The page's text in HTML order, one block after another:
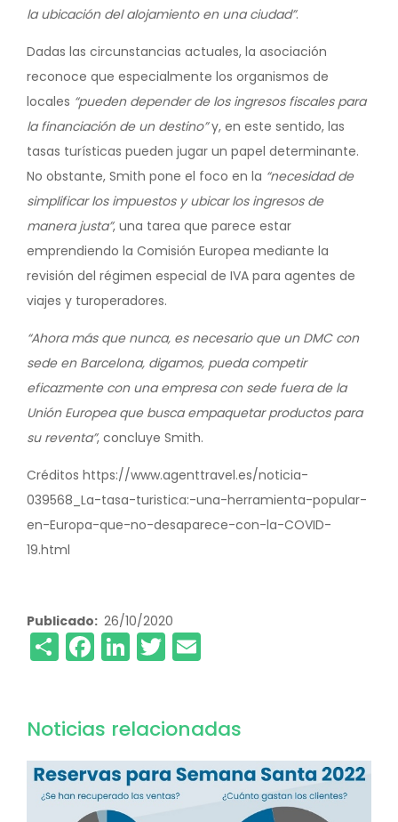
la ubicación del alojamiento en una ciudad”.
Dadas las circunstancias actuales, la asociación
reconoce que especialmente los organismos de
locales “pueden depender de los ingresos fiscales para
la financiación de un destino”y, en este sentido, las
tasas turísticas pueden jugar un papel determinante.
No obstante, Smith pone el foco en la “necesidad de
simplificar los impuestos y ubicar los ingresos de
manera justa”, una tarea que parece estar
emprendiendo la Comisión Europea mediante la
revisión del régimen especial de IVA para agentes de
viajes y turoperadores.
“Ahora más que nunca, es necesario que un DMC con
sede en Barcelona, digamos, pueda competir
eficazmente con una empresa con sede fuera de la
Unión Europea que busca empaquetar productos para
su reventa”, concluye Smith.
Créditos https://www.agenttravel.es/noticia-
039568_La-tasa-turistica:-una-herramienta-popular-
en-Europa-que-no-desaparece-con-la-COVID-
19.html
Publicado 26/10/2020
ShareFacebook
LinkedIn
Twitter
Noticias relacionadas